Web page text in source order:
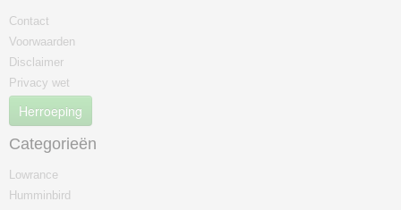
Contact
Voorwaarden
Disclaimer
Privacy wet
Herroeping
Categorieën
Lowrance
Humminbird